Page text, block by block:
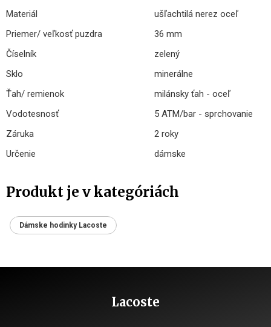
Materiál
ušľachtilá nerez oceľ
Priemer/ veľkosť puzdra
36 mm
Číselník
zelený
Sklo
minerálne
Ťah/ remienok
milánsky ťah - oceľ
Vodotesnosť
5 ATM/bar - sprchovanie
Záruka
2 roky
Určenie
dámske
Produkt je v kategóriách
Dámske hodinky Lacoste
Lacoste